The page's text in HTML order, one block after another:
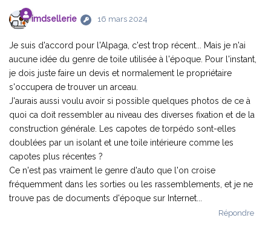
imdsellerie 16 mars 2024
Je suis d'accord pour l'Alpaga, c'est trop récent... Mais je n'ai
aucune idée du genre de toile utilisée à l'époque. Pour l'instant,
je dois juste faire un devis et normalement le propriétaire
s'occupera de trouver un arceau.
J'aurais aussi voulu avoir si possible quelques photos de ce à
quoi ca doit ressembler au niveau des diverses fixation et de la
construction générale. Les capotes de torpédo sont-elles
doublées par un isolant et une toile intérieure comme les
capotes plus récentes ?
Ce n'est pas vraiment le genre d'auto que l'on croise
fréquemment dans les sorties ou les rassemblements, et je ne
trouve pas de documents d'époque sur Internet...
Répondre